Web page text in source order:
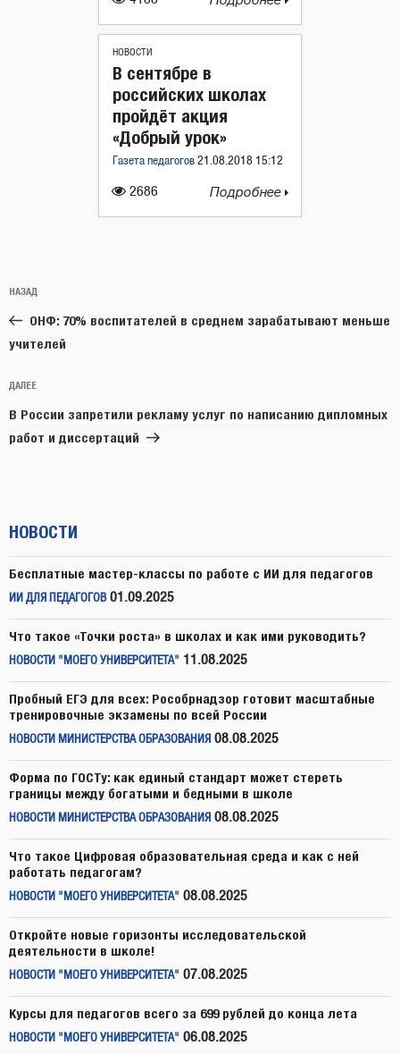
НОВОСТИ
2686
В сентябре в
российских школах
пройдёт акция
«Добрый урок»
Газета педагогов 21.08.2018 15:12
Подробнее
по
записям
Предыдущая
запись:
НАЗАД
ОНФ: 70% воспитателей в среднем зарабатывают меньше
учителей
Следующая
запись
ДАЛЕЕ
В России запретили рекламу услуг по написанию дипломных
работ и диссертаций
НОВОСТИ
Бесплатные мастер-классы по работе с ИИ для педагогов
ИИ ДЛЯ ПЕДАГОГОВ 01.09.2025
Что такое «Точки роста» в школах и как ими руководить?
НОВОСТИ "МОЕГО УНИВЕРСИТЕТА" 11.08.2025
Пробный ЕГЭ для всех: Рособрнадзор готовит масштабные
тренировочные экзамены по всей России
НОВОСТИ МИНИСТЕРСТВА ОБРАЗОВАНИЯ 08.08.2025
Форма по ГОСТу: как единый стандарт может стереть
границы между богатыми и бедными в школе
НОВОСТИ МИНИСТЕРСТВА ОБРАЗОВАНИЯ 08.08.2025
Что такое Цифровая образовательная среда и как с ней
работать педагогам?
НОВОСТИ "МОЕГО УНИВЕРСИТЕТА" 08.08.2025
Откройте новые горизонты исследовательской
деятельности в школе!
НОВОСТИ "МОЕГО УНИВЕРСИТЕТА" 07.08.2025
Курсы для педагогов всего за 699 рублей до конца лета
НОВОСТИ "МОЕГО УНИВЕРСИТЕТА" 06.08.2025